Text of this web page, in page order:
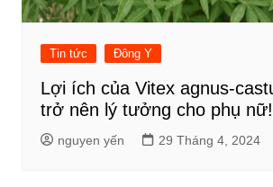
Tin tức Đông Y
Lợi ích của Vitex agnus-
trở nên lý tưởng cho phụ nữ!
nguyen yến 29 Tháng 4, 2024